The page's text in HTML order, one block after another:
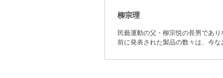
柳宗理
民藝運動の父・柳宗悦の長男であ
前に発表された製品の数々は、今